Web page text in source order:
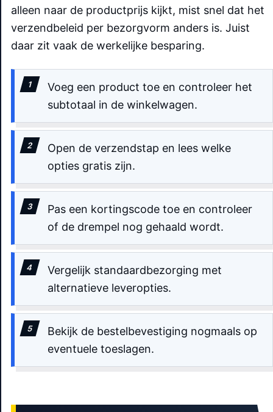
alleen naar de productprijs kijkt, mist snel dat het
verzendbeleid per bezorgvorm anders is. Juist
daar zit vaak de werkelijke besparing.
Voeg een product toe en controleer het
subtotaal in de winkelwagen.
Open de verzendstap en lees welke
opties gratis zijn.
Pas een kortingscode toe en controleer
of de drempel nog gehaald wordt.
Vergelijk standaardbezorging met
alternatieve leveropties.
Bekijk de bestelbevestiging nogmaals op
eventuele toeslagen.